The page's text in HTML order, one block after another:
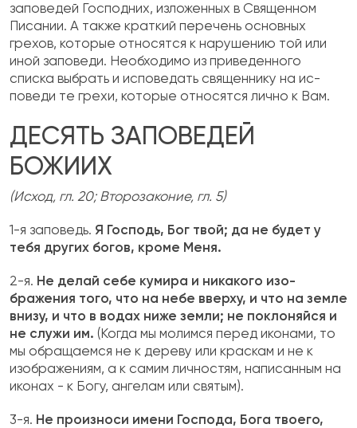
заповедей Господних, изложенных в Священ­ном
Писании. А также краткий перечень основных
грехов, которые относятся к нарушению той или
иной заповеди. Необходимо из приведенного
списка выбрать и исповедать священнику на ис­
поведи те грехи, которые относятся лично к Вам.
ДЕСЯТЬ ЗАПОВЕДЕЙ
БОЖИИХ
(Исход, гл. 20; Второзаконие, гл. 5)
1-я заповедь. Я Господь, Бог твой; да не бу­дет у
тебя других богов, кроме Меня.
2-я. Не делай себе кумира и никакого изо­
бражения того, что на небе вверху, и что на земле
внизу, и что в водах ниже земли; не поклоняйся и
не служи им. (Когда мы молимся перед иконами, то
мы обращаемся не к дереву или краскам и не к
изображениям, а к самим лич­ностям, написанным на
иконах - к Богу, ангелам или святым).
3-я. Не произноси имени Господа, Бога тво­его,